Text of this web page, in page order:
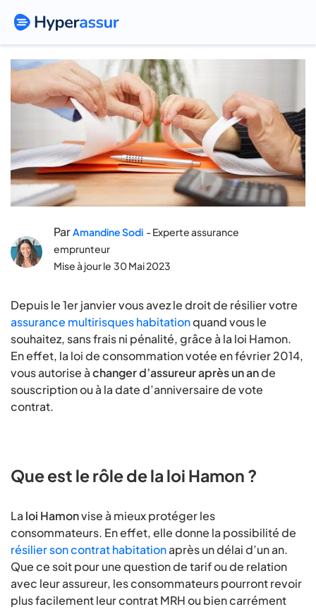
Résilier plus facilement grâce
à la loi Hamon
ParAmandine Sodi - Experte assurance
emprunteur
Mise à jour le 30 Mai 2023
Depuis le 1er janvier vous avez le droit de résilier votre
assurance multirisques habitationquand vous le
souhaitez, sans frais ni pénalité, grâce à la loi Hamon.
En effet, la loi de consommation votée en février 2014,
vous autorise àchanger d’assureur après un ande
souscription ou à la date d’anniversaire de vote
contrat.
Que est le rôle de la loi Hamon ?
La loi Hamonvise à mieux protéger les
consommateurs. En effet, elle donne la possibilité de
résilier son contrat habitationaprès un délai d’un an.
Que ce soit pour une question de tarif ou de relation
avec leur assureur, les consommateurs pourront revoir
plus facilement leur contrat MRH ou bien carrément